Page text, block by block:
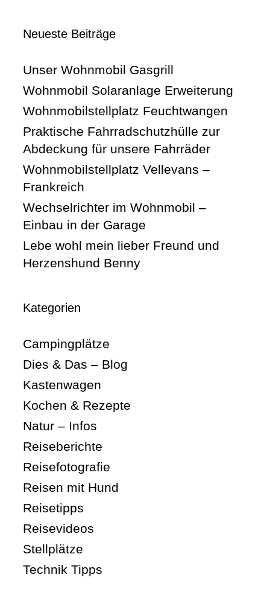
Neueste Beiträge
Unser Wohnmobil Gasgrill
Wohnmobil Solaranlage Erweiterung
Wohnmobilstellplatz Feuchtwangen
Praktische Fahrradschutzhülle zur
Abdeckung für unsere Fahrräder
Wohnmobilstellplatz Vellevans –
Frankreich
Wechselrichter im Wohnmobil –
Einbau in der Garage
Lebe wohl mein lieber Freund und
Herzenshund Benny
Kategorien
Campingplätze
Dies & Das – Blog
Kastenwagen
Kochen & Rezepte
Natur – Infos
Reiseberichte
Reisefotografie
Reisen mit Hund
Reisetipps
Reisevideos
Stellplätze
Technik Tipps